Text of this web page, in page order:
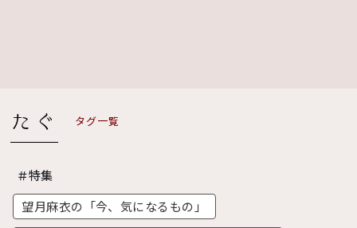
タグ一覧
＃特集
望月麻衣の「今、気になるもの」